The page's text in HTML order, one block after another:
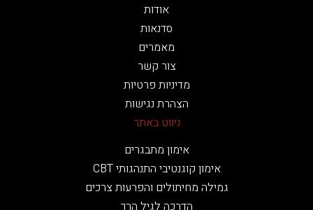
אודות
סדנאות
מאמרים
צור קשר
מדיניות פרטיות
הצהרת נגישות
ניווט באתר
אימון מתבגרים
אימון קוגנטיבי התנהגותי CBT
גמילה מחיתולים והפרעות צרכים
הדרכה לגיל הרך